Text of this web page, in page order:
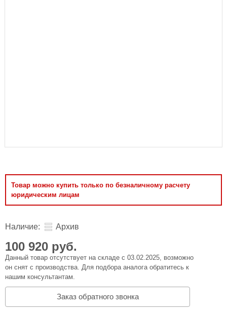
Товар можно купить только по безналичному расчету
юридическим лицам
Наличие: Архив
100 920 руб.
Данный товар отсутствует на складе с 03.02.2025, возможно
он снят с производства. Для подбора аналога обратитесь к
нашим консультантам.
Заказ обратного звонка